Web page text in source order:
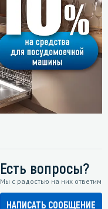
Есть вопросы?
Мы с радостью на них ответим
НАПИСАТЬ СООБЩЕНИЕ